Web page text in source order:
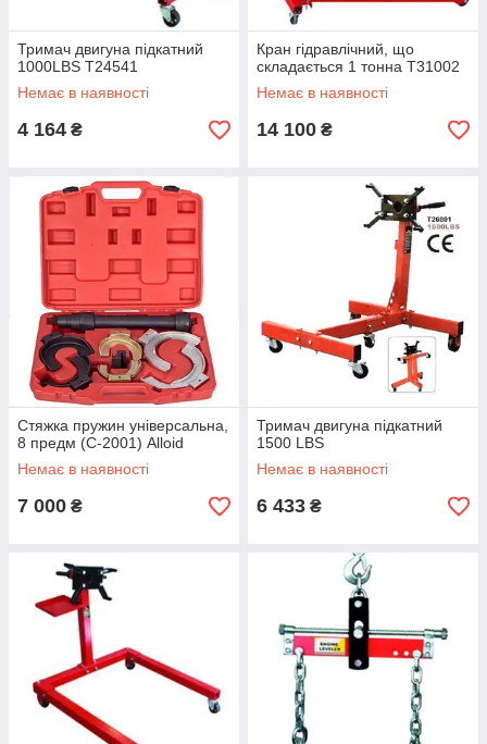
Тримач двигуна підкатний
1000LBS T24541
Немає в наявності
4 164 ₴
Кран гiдравлiчний, що
складається 1 тонна T31002
Немає в наявності
14 100 ₴
Стяжка пружин універсальна,
8 предм (С-2001) Alloid
Немає в наявності
7 000 ₴
Тримач двигуна підкатний
1500 LBS
Немає в наявності
6 433 ₴